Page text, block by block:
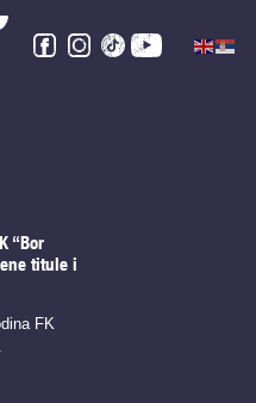
“Bor
titule i
FK